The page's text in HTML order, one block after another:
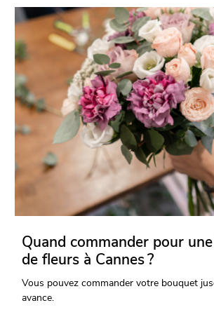
Quand commander pour
de fleurs à Cannes ?
Vous pouvez commander votre bouquet
avance.